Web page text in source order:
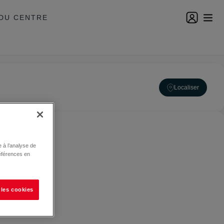
CENTRE
Localiser
l’analyse de
en
cookies